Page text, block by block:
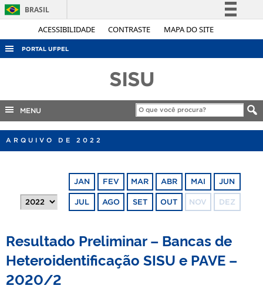
ACESSIBILIDADE CONTRASTE MAPA DO SITE
BRASIL
Simplifique!
Acesso à informação
Legislação
Canais
PORTAL UFPEL
COBALTO
SISU
MENU
ARQUIVO DE 2022
JAN FEV MAR ABR MAI JUN
JUL AGO SET OUT NOV DEZ
Resultado Preliminar – Bancas de
Heteroidentificação SISU e PAVE –
2020/2